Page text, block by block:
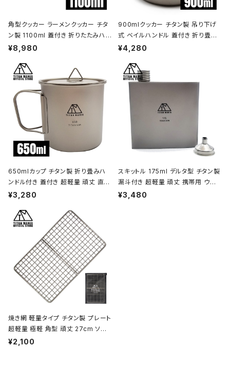
角型クッカー ラーメンクッカー チタ
ン製 1100ml 蓋付き 折りたたみハン
ドル付 超軽量 頑丈 直火OK 鍋 フラ
ンプ アウトドア キャンプ用品 収納袋
付き
¥8,980
900mlクッカー チタン製 吊り下げ
式 ベイルハンドル 蓋付き 折り畳み
ハンドル付き 超軽量 頑丈 直火OK
プ BBQ バーベキュー アウトドア キ
ャンプ用品 収納袋付き
¥4,280
650mlカップ チタン製 折り畳みハ
ンドル付き 蓋付き 超軽量 頑丈 直火
OK シングルマグカップ クッカー ソ
トドア キャンプ用品 収納袋付き
¥3,280
スキットル 175ml デルタ型 チタン製
漏斗付き 超軽量 頑丈 携帯用 ウイ
スキー ボトル ヒップフラスコ 水筒 ソ
¥3,480
焼き網 軽量タイプ チタン製 プレート
超軽量 極軽 角型 頑丈 27cm ソロ
キャンプ BBQ バーベキュー アウト
¥2,100